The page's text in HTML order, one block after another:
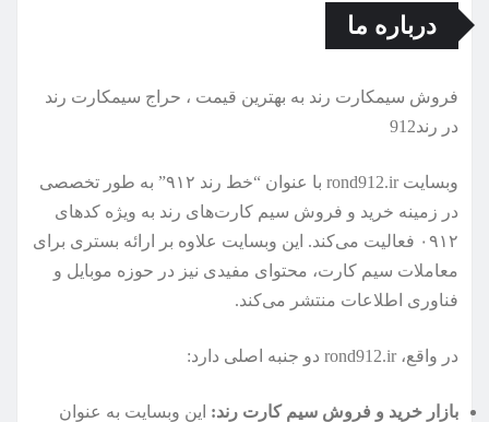
درباره ما
فروش سیمكارت رند به بهترین قیمت ، حراج سیمكارت رند
در رند912
وبسایت rond912.ir با عنوان “خط رند ۹۱۲” به طور تخصصی
در زمینه خرید و فروش سیم کارت‌های رند به ویژه کدهای
۰۹۱۲ فعالیت می‌کند. این وبسایت علاوه بر ارائه بستری برای
معاملات سیم کارت، محتوای مفیدی نیز در حوزه موبایل و
فناوری اطلاعات منتشر می‌کند.
در واقع، rond912.ir دو جنبه اصلی دارد:
بازار خرید و فروش سیم کارت رند: این وبسایت به عنوان